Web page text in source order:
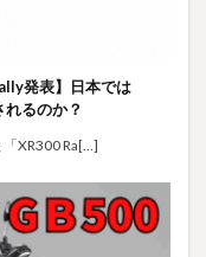
発表】日本では
るのか？
XR300 Ra[…]